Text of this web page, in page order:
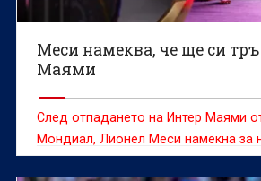
Меси намеква, че ще си
Маями
След отпадането на Интер Маями
Мондиал, Лионел Меси намекна за
МЛС